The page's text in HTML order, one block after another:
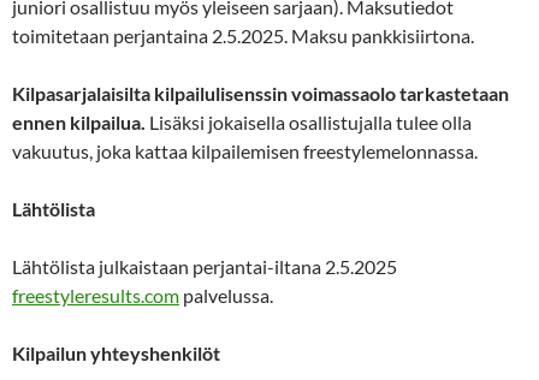
juniori osallistuu myös yleiseen sarjaan). Maksutiedot
toimitetaan perjantaina 2.5.2025. Maksu pankkisiirtona.
Kilpasarjalaisilta kilpailulisenssin voimassaolo tarkastetaan
ennen kilpailua. Lisäksi jokaisella osallistujalla tulee olla
vakuutus, joka kattaa kilpailemisen freestylemelonnassa.
Lähtölista
Lähtölista julkaistaan perjantai-iltana 2.5.2025
freestyleresults.com palvelussa.
Kilpailun yhteyshenkilöt